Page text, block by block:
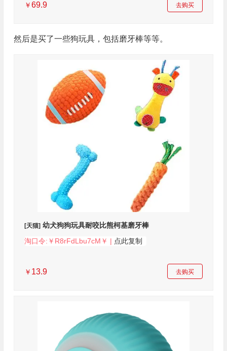
￥69.9 去购买
然后是买了一些狗玩具，包括磨牙棒等等。
[天猫]幼犬狗狗玩具耐咬比熊柯基磨牙棒
淘口令:￥R8rFdLbu7cM￥ | 点此复制
￥ 13.9 去购买